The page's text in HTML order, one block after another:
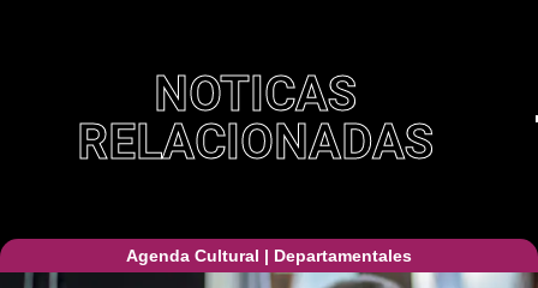
NOTICAS
RELACIONADAS
Agenda Cultural | Departamentales